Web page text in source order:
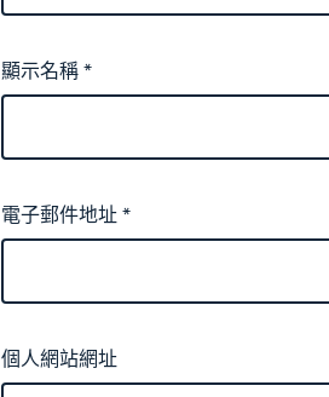
顯示名稱*
電子郵件地址*
個人網站網址